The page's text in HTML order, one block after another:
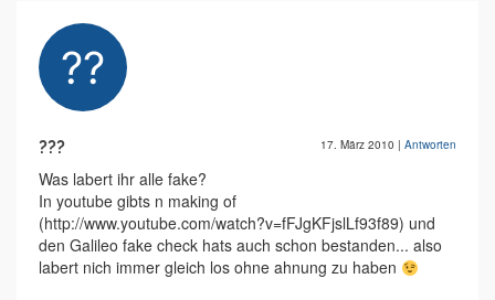
??? 17. März 2010 | Antworten
Was labert ihr alle fake?
In youtube gibts n making of
(http://www.youtube.com/watch?v=fFJgKFjslLf93f89) und
den Galileo fake check hats auch schon bestanden... also
labert nich immer gleich los ohne ahnung zu haben